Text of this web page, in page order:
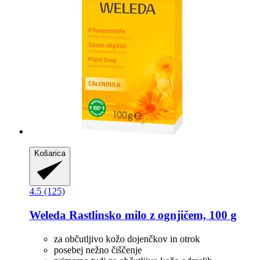
Košarica
4.5 (125)
Weleda Rastlinsko milo z ognjičem, 100 g
za občutljivo kožo dojenčkov in otrok
posebej nežno čiščenje